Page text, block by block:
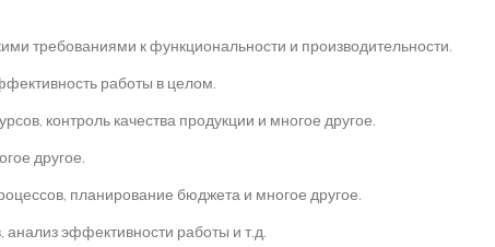
требованиями к функциональности и производительности.
работы в целом.
контроль качества продукции и многое другое.
другое.
планирование бюджета и многое другое.
эффективности работы и т.д.